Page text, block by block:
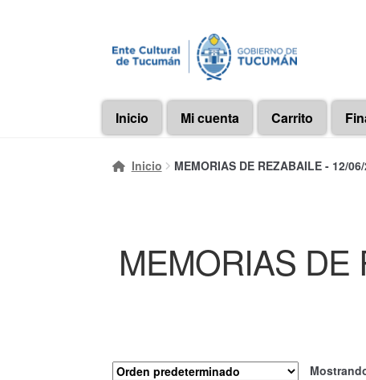
Ir
a
navegación
Ir
al
Inicio
Mi cuenta Carrito
Inicio MEMORIAS DE REZABAILE - 12/
MEMORIAS DE